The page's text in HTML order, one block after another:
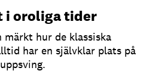
i oroliga tider
märkt hur de klassiska
har en självklar plats på